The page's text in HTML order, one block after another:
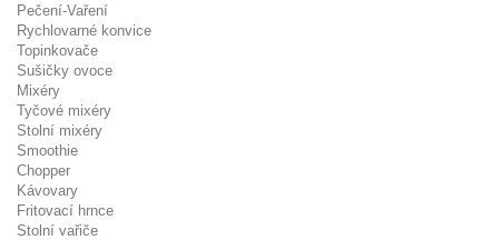
Pečení-Vaření
Rychlovarné konvice
Topinkovače
Sušičky ovoce
Mixéry
Tyčové mixéry
Stolní mixéry
Smoothie
Chopper
Kávovary
Fritovací hrnce
Stolní vařiče